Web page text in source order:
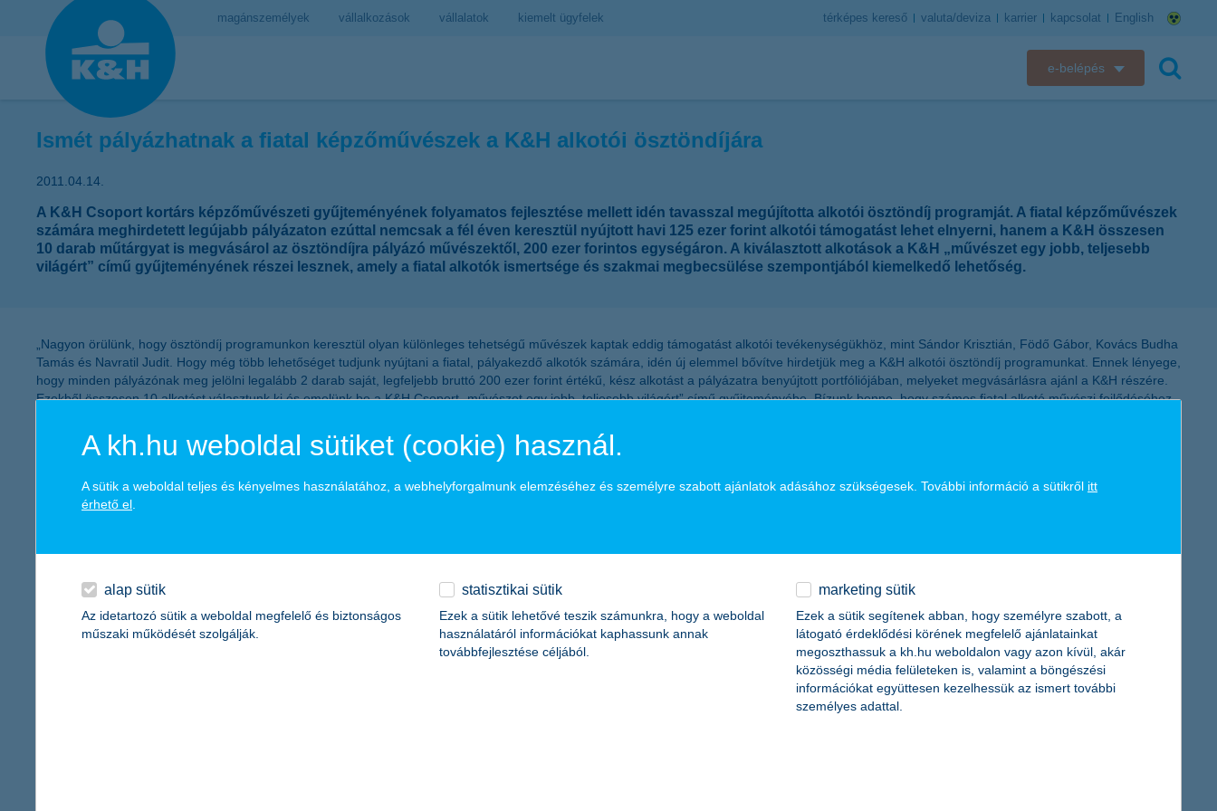
magánszemélyek vállalkozások vállalatok kiemelt ügyfelek térképes kereső valuta/deviza karrier kapcsolat English
e-belépés
K&H web Electra
K&H e-kártyafelület
Ismét pályázhatnak a fiatal képzőművészek a K&H alkotói ösztöndíjára
2011.04.14.
A K&H Csoport kortárs képzőművészeti gyűjteményének folyamatos fejlesztése mellett idén tavasszal megújította alkotói ösztöndíj programját. A fiatal képzőművészek
számára meghirdetett legújabb pályázaton ezúttal nemcsak a fél éven keresztül nyújtott havi 125 ezer forint alkotói támogatást lehet elnyerni, hanem a K&H összesen
10 darab műtárgyat is megvásárol az ösztöndíjra pályázó művészektől, 200 ezer forintos egységáron. A kiválasztott alkotások a K&H „művészet egy jobb, teljesebb
világért” című gyűjteményének részei lesznek, amely a fiatal alkotók ismertsége és szakmai megbecsülése szempontjából kiemelkedő lehetőség.
„Nagyon örülünk, hogy ösztöndíj programunkon keresztül olyan különleges tehetségű művészek kaptak eddig támogatást alkotói tevékenységükhöz, mint Sándor Krisztián, Födő Gábor, Kovács Budha
Tamás és Navratil Judit. Hogy még több lehetőséget tudjunk nyújtani a fiatal, pályakezdő alkotók számára, idén új elemmel bővítve hirdetjük meg a K&H alkotói ösztöndíj programunkat. Ennek lényege,
hogy minden pályázónak meg jelölni legalább 2 darab saját, legfeljebb bruttó 200 ezer forint értékű, kész alkotást a pályázatra benyújtott portfóliójában, melyeket megvásárlásra ajánl a K&H részére.
Ezekből összesen 10 alkotást választunk ki és emelünk be a K&H Csoport „művészet egy jobb, teljesebb világért” című gyűjteményébe. Bízunk benne, hogy számos fiatal alkotó művészi fejlődéséhez
A pályázatok értékelését a K&H Csoport kortárs képzőművészeti gyűjteményének építésében is meghatározó szerepet játszó művészeti tanácsadó testület végzi, melynek tagjai: Petrányi Zsolt
művészettörténész, a Műcsarnok korábbi igazgatója, Szurcsik József képzőművész, docens az Esterházy Károly Főiskola tanszékvezető tanára és a Magyar Képzőművészeti Egyetem oktatója,
valamint Topor Tünde művészeti tanácsadó, az ArtMagazin főszerkesztője.
Kapcsolattartó
A kh.hu weboldal sütiket (cookie) használ.
A sütik a weboldal teljes és kényelmes használatához, a webhelyforgalmunk elemzéséhez és személyre szabott ajánlatok adásához szükségesek. További információ a sütikről itt
érhető el
alap sütik
Az idetartozó sütik a weboldal megfelelő és biztonságos
műszaki működését szolgálják.
statisztikai sütik
Ezek a sütik lehetővé teszik számunkra, hogy a weboldal
használatáról információkat kaphassunk annak
továbbfejlesztése céljából.
marketing sütik
Ezek a sütik segítenek abban, hogy személyre szabott, a
látogató érdeklődési körének megfelelő ajánlatainkat
megoszthassuk a kh.hu weboldalon vagy azon kívül, akár
közösségi média felületeken is, valamint a böngészési
információkat együttesen kezelhessük az ismert további
személyes adattal.